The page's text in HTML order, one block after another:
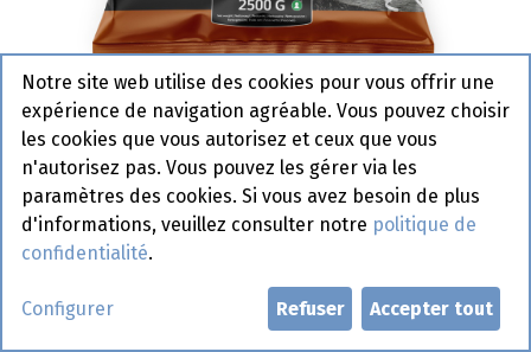
1015111 Filet Poulet rôti en
tranche 5 mm - Top Table 2,5 kg
Actif
Demander un compte
Notre site web utilise des cookies pour vous offrir une
expérience de navigation agréable. Vous pouvez choisir
les cookies que vous autorisez et ceux que vous
n'autorisez pas. Vous pouvez les gérer via les
paramètres des cookies. Si vous avez besoin de plus
d'informations, veuillez consulter notre politique de
confidentialité.
Configurer Refuser Accepter tout